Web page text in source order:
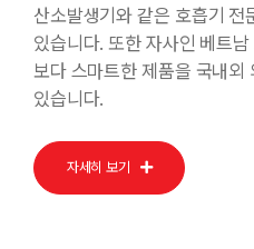
산소발생기와 같은 호흡기 전
있습니다. 또한 자사인 베트
보다 스마트한 제품을 국내외
있습니다.
자세히 보기